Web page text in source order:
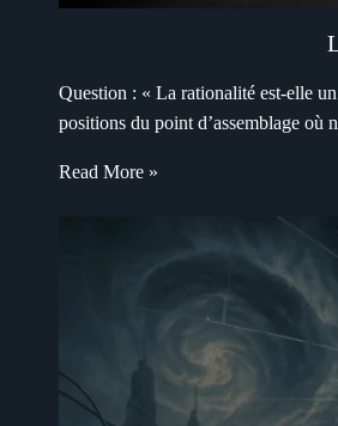
Question : « La rationalité est-elle
positions du point d’assemblage où
Read More »